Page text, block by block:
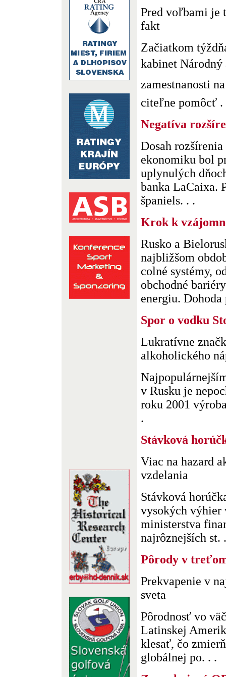
Pred voľbami je
fakt
Začiatkom
kabinet
zamestnanosti
citeľne pomôcť .
Negatíva
Dosah
ekonomiku bol
uplynulých
banka LaCaixa.
španiels. . .
Krok k
Rusko a
najbližšom
colné systémy,
obchodné
energiu. Dohoda
Spor o vodku
Lukratívne
alkoholického
v Rusku je
roku 2001
.
Stávková
Viac na hazard
vzdelania
Stávková
vysokých výhier
ministerstva
najrôznejších st.
Pôrody v
Prekvapenie v
sveta
Pôrodnosť vo
Latinskej
klesať, čo
globálnej po. . .